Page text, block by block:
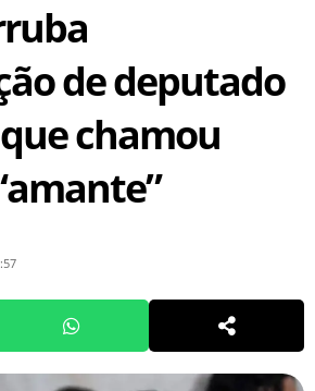
de deputado
chamou